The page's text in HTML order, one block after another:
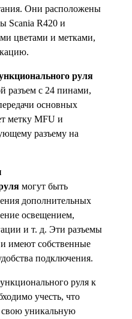
Они расположены
Scania R420 и
цветами и метками,
руля
разъем с 24 пинами,
основных
метку MFU и
разъему на
могут быть
дополнительных
освещением,
и т. д. Эти разъемы
имеют собственные
подключения.
руля к
учесть, что
уникальную